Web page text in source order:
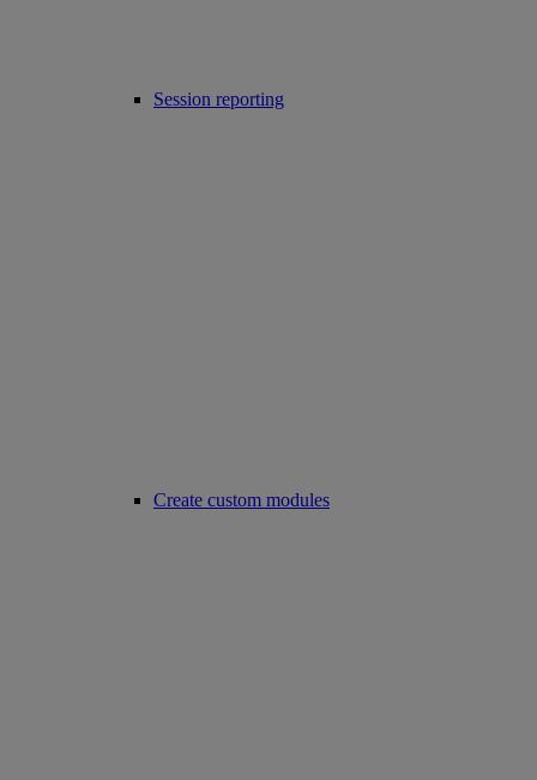
Session reporting
Create custom modules